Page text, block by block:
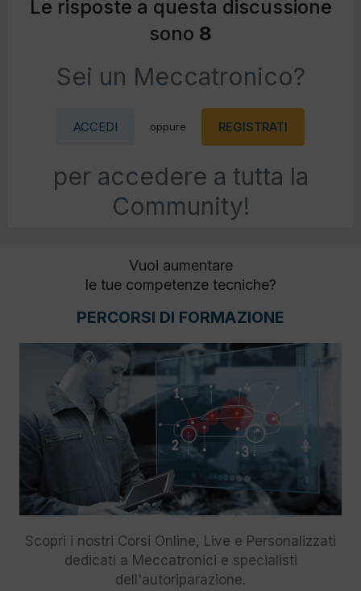
Le risposte a questa discussione
sono 8
Sei un Meccatronico?
ACCEDI oppure REGISTRATI
per accedere a tutta la
Community!
Vuoi aumentare
le tue competenze tecniche?
PERCORSI DI FORMAZIONE
Scopri i nostri Corsi Online, Live e Personalizzati
dedicati a Meccatronici e specialisti
dell'autoriparazione.